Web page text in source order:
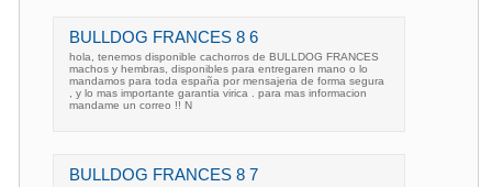
BULLDOG FRANCES 8 6
hola, tenemos disponible cachorros de BULLDOG FRANCES
machos y hembras, disponibles para entregaren mano o lo
mandamos para toda españa por mensajeria de forma segura
, y lo mas importante garantia virica . para mas informacion
mandame un correo !! N
BULLDOG FRANCES 8 7